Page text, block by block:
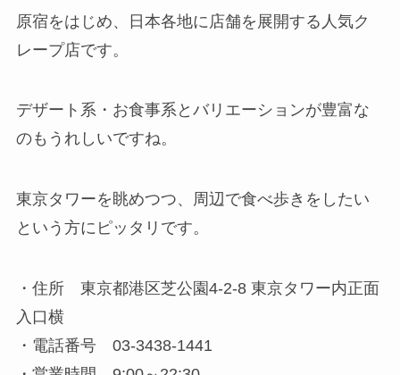
原宿をはじめ、日本各地に店舗を展開する人気ク
レープ店です。
デザート系・お食事系とバリエーションが豊富な
のもうれしいですね。
東京タワーを眺めつつ、周辺で食べ歩きをしたい
という方にピッタリです。
・住所 東京都港区芝公園4-2-8 東京タワー内正面
入口横
・電話番号 03-3438-1441